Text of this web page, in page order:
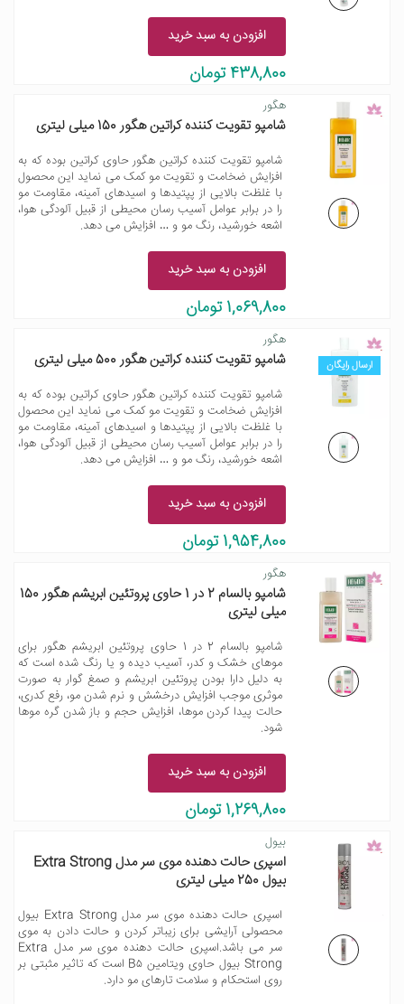
افزودن به سبد خرید
438,800 تومان
هگور
شامپو تقویت کننده کراتین هگور 150 میلی لیتری
شامپو تقویت کننده کراتین هگور حاوی کراتین بوده که به
افزایش ضخامت و تقویت مو کمک می نماید این محصول
با غلظت بالایی از پپتیدها و اسیدهای آمینه، مقاومت مو
را در برابر عوامل آسیب رسان محیطی از قبیل آلودگی هوا،
اشعه خورشید، رنگ مو و … افزایش می دهد.
افزودن به سبد خرید
1,069,800 تومان
ارسال رایگان
هگور
شامپو تقویت کننده کراتین هگور 500 میلی لیتری
شامپو تقویت کننده کراتین هگور حاوی کراتین بوده که به
افزایش ضخامت و تقویت مو کمک می نماید این محصول
با غلظت بالایی از پپتیدها و اسیدهای آمینه، مقاومت مو
را در برابر عوامل آسیب رسان محیطی از قبیل آلودگی هوا،
اشعه خورشید، رنگ مو و … افزایش می دهد.
افزودن به سبد خرید
1,954,800 تومان
هگور
شامپو بالسام 2 در 1 حاوی پروتئین ابریشم هگور 150
میلی لیتری
شامپو بالسام 2 در 1 حاوی پروتئین ابریشم هگور برای
موهای خشک و کدر، آسیب دیده و یا رنگ شده است که
به دلیل دارا بودن پروتئین ابریشم و صمغ گوار به صورت
موثری موجب افزایش درخشش و نرم شدن مو، رفع کدری،
حالت پیدا کردن موها، افزایش حجم و باز شدن گره موها
شود.
افزودن به سبد خرید
1,269,800 تومان
بیول
اسپری حالت دهنده موی سر مدل Extra Strong
بیول 250 میلی لیتری
اسپری حالت دهنده موی سر مدل Extra Strong بیول
محصولی آرایشی برای زیباتر کردن و حالت دادن به موی
سر می باشد.اسپری حالت دهنده موی سر مدل Extra
Strong بیول حاوی ویتامین B۵ است که تاثیر مثبتی بر
روی استحکام و سلامت تارهای مو دارد.